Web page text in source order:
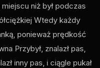
niż był podczas
Wtedy każdy
ponieważ prędkość
Przybył, znalazł pas,
inny pas, i ciągle pukał